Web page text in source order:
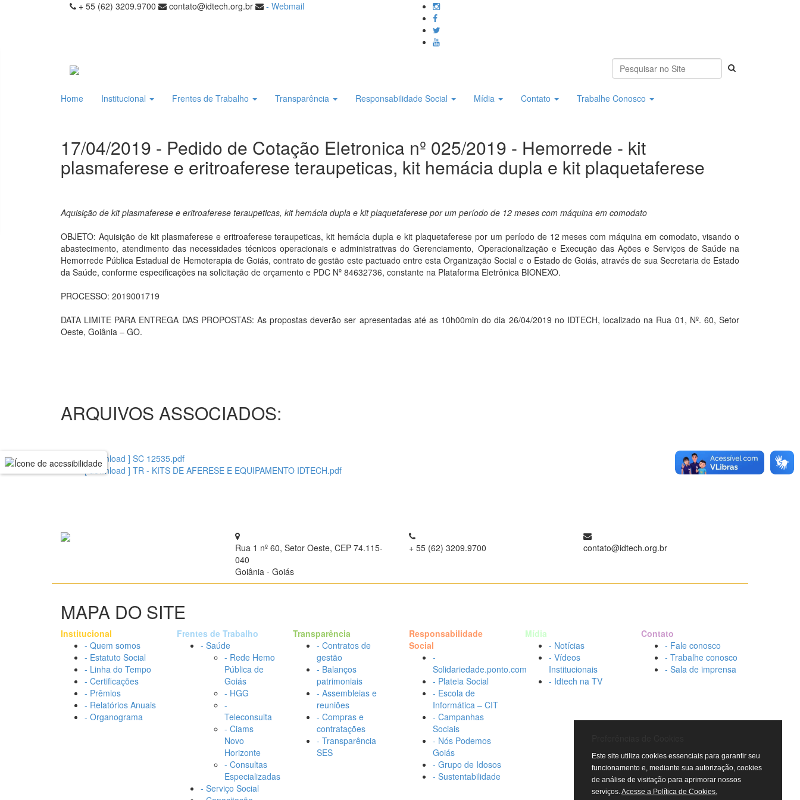
+ 55 (62) 3209.9700 contato@idtech.org.br - Webmail
Home Institucional Frentes de Trabalho Transparência Responsabilidade Social Mídia Contato Trabalhe Conosco
17/04/2019 - Pedido de Cotação Eletronica nº 025/2019 - Hemorrede - kit
plasmaferese e eritroaferese teraupeticas, kit hemácia dupla e kit plaquetaferese
Aquisição de kit plasmaferese e eritroaferese teraupeticas, kit hemácia dupla e kit plaquetaferese por um período de 12 meses com máquina em comodato
OBJETO: Aquisição de kit plasmaferese e eritroaferese teraupeticas, kit hemácia dupla e kit plaquetaferese por um período de 12 meses com máquina em comodato, visando o
abastecimento, atendimento das necessidades técnicos operacionais e administrativas do Gerenciamento, Operacionalização e Execução das Ações e Serviços de Saúde na
Hemorrede Pública Estadual de Hemoterapia de Goiás, contrato de gestão este pactuado entre esta Organização Social e o Estado de Goiás, através de sua Secretaria de Estado
da Saúde, conforme especificações na solicitação de orçamento e PDC Nº 84632736, constante na Plataforma Eletrônica BIONEXO.
PROCESSO: 2019001719
DATA LIMITE PARA ENTREGA DAS PROPOSTAS: As propostas deverão ser apresentadas até as 10h00min do dia 26/04/2019 no IDTECH, localizado na Rua 01, Nº. 60, Setor
Oeste, Goiânia – GO.
ARQUIVOS ASSOCIADOS:
[ download ] SC 12535.pdf
[ download ] TR - KITS DE AFERESE E EQUIPAMENTO IDTECH.pdf
Rua 1 nº 60, Setor Oeste, CEP 74.115-
040
Goiânia - Goiás
+ 55 (62) 3209.9700 contato@idtech.org.br
MAPA DO SITE
Institucional
- Quem somos
- Estatuto Social
- Linha do Tempo
- Certificações
- Prêmios
- Relatórios Anuais
- Organograma
Frentes de Trabalho
- Saúde
- Rede Hemo
Pública de
Goiás
- HGG
-
Teleconsulta
- Ciams
Novo
Horizonte
- Consultas
Especializadas
- Serviço Social
Transparência
- Contratos de
gestão
- Balanços
patrimoniais
- Assembleias e
reuniões
- Compras e
contratações
- Transparência
SES
Responsabilidade
Social
-
Solidariedade.ponto.com
- Plateia Social
- Escola de
Informática – CIT
- Campanhas
Sociais
- Nós Podemos
Goiás
- Grupo de Idosos
- Sustentabilidade
Mídia
- Notícias
- Vídeos
Institucionais
- Idtech na TV
Contato
- Fale conosco
- Trabalhe conosco
- Sala de imprensa
Este site utiliza cookies essenciais para garantir seu
funcionamento e, mediante sua autorização, cookies
de análise de visitação para aprimorar nossos
serviços.Acesse a Política de Cookies.